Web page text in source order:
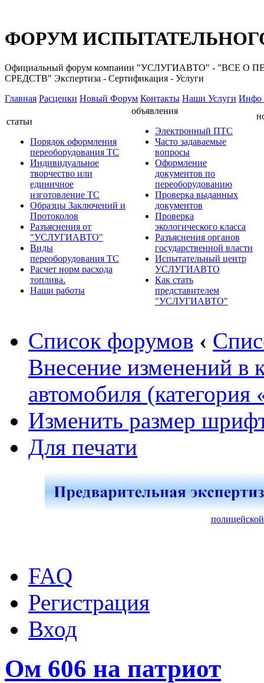
ФОРУМ
Официальный форум компании "УСЛУГИАВТО" -
СРЕДСТВ" Экспертиза - Сертификация - Услуги
Главная Расценки Новый Форум Контакты Наши Услуги Инфо
статьи
Порядок оформления
переоборудования ТС
Индивидуальное
творчество или
единичное
изготовление ТС
Образцы Заключений и
Протоколов
Разъяснения от
"УСЛУГИАВТО"
Виды
переоборудования ТС
Расчет норм расхода
топлива.
Наши работы
объявления
Электронный ПТС
Часто задаваемые
вопросы
Оформление
документов по
переоборудованию
Проверка выданных
документов
Проверка
экологического класса
Разъяснения органов
государственной власти
Испытательный центр
УСЛУГИАВТО
Как стать
представителем
"УСЛУГИАВТО"
Список форумов ‹
Внесение изменений в
автомобиля (категория
Изменить размер
Для печати
FAQ
Регистрация
Вход
Ом 606 на патриот